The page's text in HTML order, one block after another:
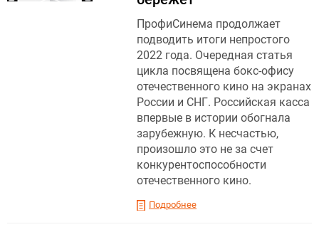
ПрофиСинема продолжает
подводить итоги непростого
2022 года. Очередная статья
цикла посвящена бокс-офису
отечественного кино на экранах
России и СНГ. Российская касса
впервые в истории обогнала
зарубежную. К несчастью,
произошло это не за счет
конкурентоспособности
отечественного кино.
Подробнее